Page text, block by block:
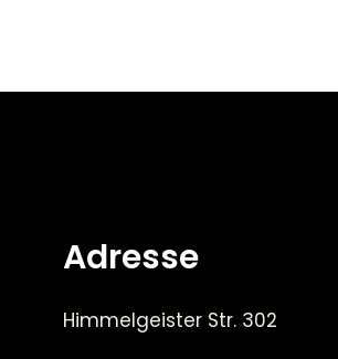
Adresse
Himmelgeister Str. 302